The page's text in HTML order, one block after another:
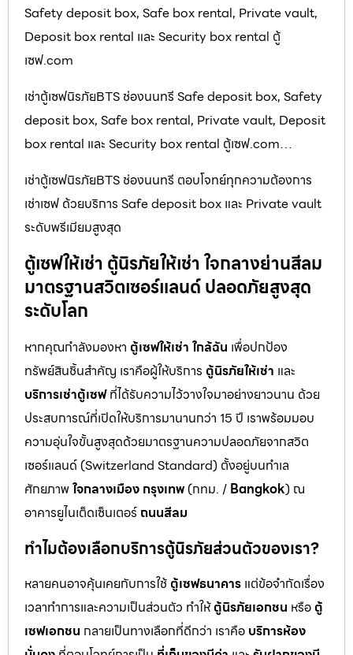
Safety deposit box, Safe box rental, Private vault,
Deposit box rental และ Security box rental ตู้
เซฟ.com
เช่าตู้เซฟนิรภัยBTS ช่องนนทรี Safe deposit box, Safety
deposit box, Safe box rental, Private vault, Deposit
box rental และ Security box rental ตู้เซฟ.com…
เช่าตู้เซฟนิรภัยBTS ช่องนนทรี ตอบโจทย์ทุกความต้องการ
เช่าเซฟ ด้วยบริการ Safe deposit box และ Private vault
ระดับพรีเมียมสูงสุด
ตู้เซฟให้เช่า ตู้นิรภัยให้เช่า ใจกลางย่านสีลม
มาตรฐานสวิตเซอร์แลนด์ ปลอดภัยสูงสุด
ระดับโลก
หากคุณกำลังมองหา ตู้เซฟให้เช่า ใกล้ฉัน เพื่อปกป้อง
ทรัพย์สินชิ้นสำคัญ เราคือผู้ให้บริการ ตู้นิรภัยให้เช่า และ
บริการเช่าตู้เซฟที่ได้รับความไว้วางใจมาอย่างยาวนาน ด้วย
ประสบการณ์ที่เปิดให้บริการมานานกว่า 15 ปี เราพร้อมมอบ
ความอุ่นใจขั้นสูงสุดด้วยมาตรฐานความปลอดภัยจากสวิต
เซอร์แลนด์ (Switzerland Standard) ตั้งอยู่บนทำเล
ศักยภาพใจกลางเมือง กรุงเทพ(กทม. / Bangkok) ณ
อาคารยูไนเต็ดเซ็นเตอร์ ถนนสีลม
ทำไมต้องเลือกบริการตู้นิรภัยส่วนตัวของเรา?
หลายคนอาจคุ้นเคยกับการใช้ ตู้เซฟธนาคาร แต่ข้อจำกัดเรื่อง
เวลาทำการและความเป็นส่วนตัว ทำให้ตู้นิรภัยเอกชน หรือ ตู้
เซฟเอกชน กลายเป็นทางเลือกที่ดีกว่า เราคือ บริการห้อง